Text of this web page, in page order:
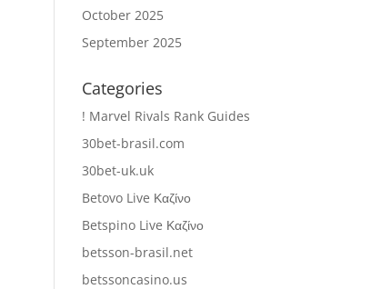
October 2025
September 2025
Categories
! Marvel Rivals Rank Guides
30bet-brasil.com
30bet-uk.uk
Betovo Live Καζίνο
Betspino Live Καζίνο
betsson-brasil.net
betssoncasino.us